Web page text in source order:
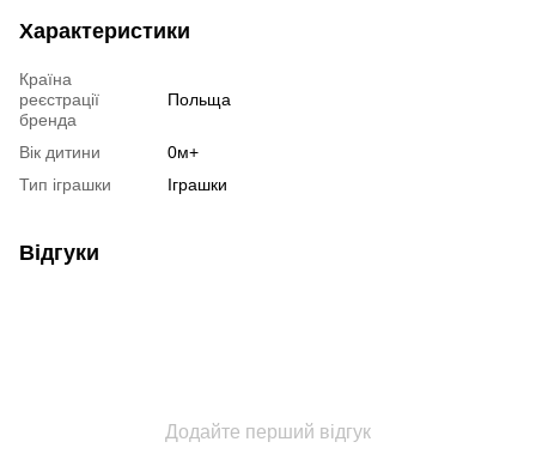
Характеристики
Країна
реєстрації
бренда
Польща
Вік дитини
0м+
Тип іграшки
Іграшки
Відгуки
Додайте перший відгук